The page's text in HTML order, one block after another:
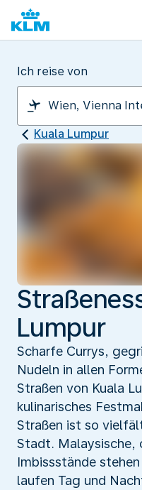
Ich reise von
Kuala Lumpur
Lumpur
Scharfe Currys,
Nudeln in allen
Straßen von Kuala
kulinarisches
Straßen ist so
Stadt. Malaysische,
Imbissstände
laufen Tag und